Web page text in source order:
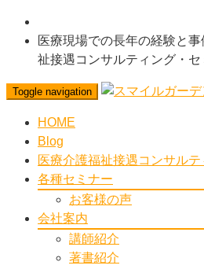
医療現場での長年の経験と
祉接遇コンサルティング・セ
Toggle navigation
HOME
Blog
医療介護福祉接遇コンサルテ
各種セミナー
お客様の声
会社案内
講師紹介
著書紹介